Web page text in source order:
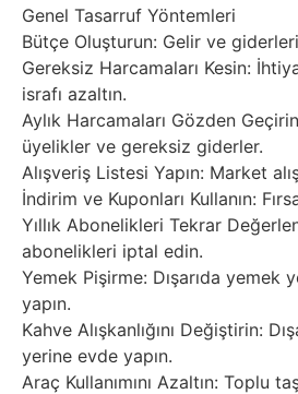
Genel Tasarruf Yöntemleri
Bütçe Oluşturun: Gelir ve
Gereksiz Harcamaları Kesin:
israfı azaltın.
Aylık Harcamaları Gözden
üyelikler ve gereksiz giderler.
Alışveriş Listesi Yapın: Market
İndirim ve Kuponları Kullanın:
Yıllık Abonelikleri Tekrar
abonelikleri iptal edin.
Yemek Pişirme: Dışarıda yemek
yapın.
Kahve Alışkanlığını Değiştirin:
yerine evde yapın.
Araç Kullanımını Azaltın: Toplu